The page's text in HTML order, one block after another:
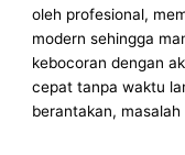
oleh profesional,
modern sehingga
kebocoran dengan
cepat tanpa waktu
berantakan,